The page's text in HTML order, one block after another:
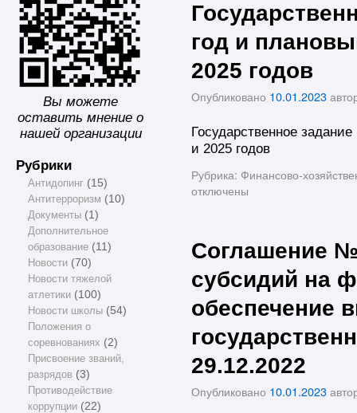
Вы можете
оставить мнение о
нашей организации
Рубрики
Антидопинг(15)
Антитерроризм (10)
Документы(1)
Дополнительное
образование(11)
Новости(70)
Новости тяжелой
атлетики(100)
Новости школы(54)
Положения о
соревнованиях (2)
Присвоение званий,
разрядов (3)
Противодействие
коррупции(22)
год и
2025 годов
Опубликовано 10.01.2023
Государственное
и 2025 годов
Рубрика: Финансово-
отключены
Соглашение
субсидий на
обеспечение
29.12.2022
Опубликовано 10.01.2023